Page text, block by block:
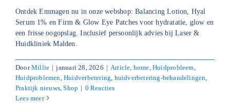
Ontdek Emmagen nu in onze webshop: Balancing Lotion, Hyal
Serum 1% en Firm & Glow Eye Patches voor hydratatie, glow en
een frisse oogopslag. Inclusief persoonlijk advies bij Laser &
Huidkliniek Malden.
DoorMillie | januari 28, 2026 | Article home ,Huidprobleem
Huidproblemen ,Huidverbetering huidverbetering-behandelingen
Praktijk nieuws ,Shop | 0 Reacties
Lees meer